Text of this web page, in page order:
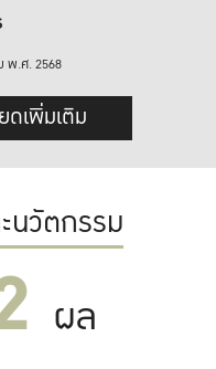
พ.ศ. 2568
ดเพิ่มเติม
นวัตกรรม
ผล